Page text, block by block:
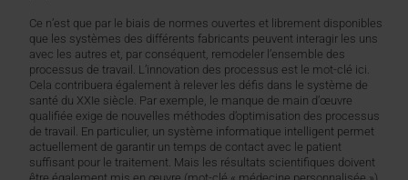
Ce n’est que par le biais de normes ouvertes et librement disponibles
que les systèmes des différents fabricants peuvent interagir les uns
avec les autres et, par conséquent, remodeler l’ensemble des
processus de travail. L’innovation des processus est le mot-clé ici.
Cela contribuera également à relever les défis dans le système de
santé du XXIe siècle. Par exemple, le manque de main d’œuvre
qualifiée exige de nouvelles méthodes d’optimisation des processus
de travail. En particulier, un système informatique intelligent permet
actuellement de garantir un temps de contact avec le patient
suffisant pour le traitement. Mais les résultats scientifiques doivent